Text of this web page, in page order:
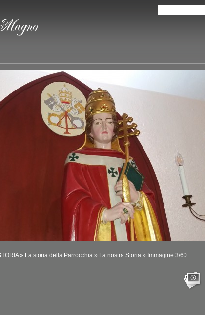
» La storia della Parrocchia » La nostra Storia » Immagine 3/60